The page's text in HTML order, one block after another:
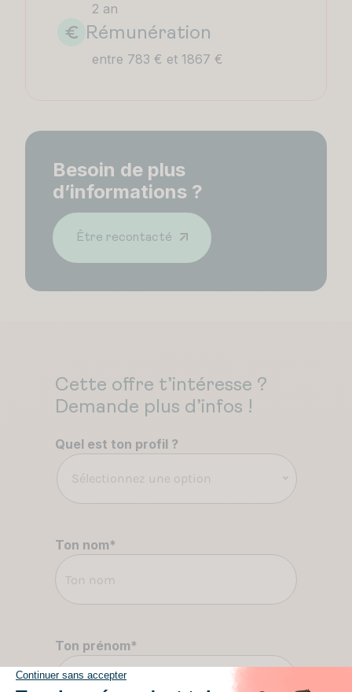
2 an
Rémunération
entre 783 € et 1867 €
Besoin de plus
d’informations ?
Être recontacté
Cette offre t’intéresse ?
Demande plus d’infos !
Quel est ton profil ?
Sélectionnez une option
Ton nom*
Ton prénom*